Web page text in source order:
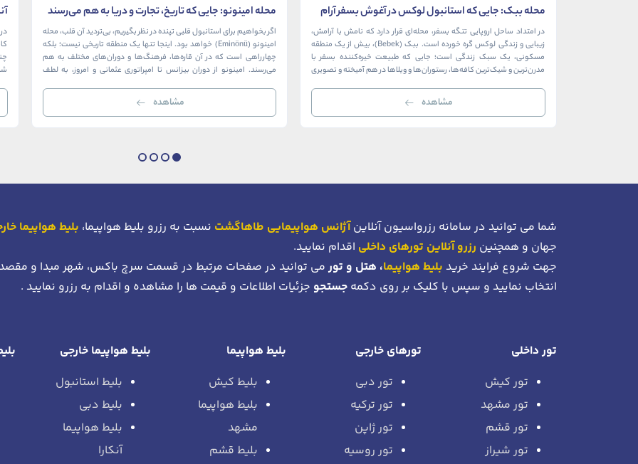
محله ببک: جایی که استانبول لوکس در آغوش بسفر آرام
می‌گیرد
در امتداد ساحل اروپایی تنگه بسفر، محله‌ای قرار دارد که نامش با آرامش،
زیبایی و زندگی لوکس گره خورده است. ببک (Bebek)، بیش از یک منطقه
مسکونی، یک سبک زندگی است؛ جایی که طبیعت خیره‌کننده بسفر با
مدرن‌ترین و شیک‌ترین کافه‌ها، رستوران‌ها و ویلاها در هم آمیخته و تصویری
مشاهده
محله امینونو: جایی که تاریخ، تجارت و دریا به هم می‌رسند
اگر بخواهیم برای استانبول قلبی تپنده در نظر بگیریم، بی‌تردید آن قلب، محله
امینونو (Eminönü) خواهد بود. اینجا تنها یک منطقه تاریخی نیست؛ بلکه
چهارراهی است که در آن قاره‌ها، فرهنگ‌ها و دوران‌های مختلف به هم
می‌رسند. امینونو از دوران بیزانس تا امپراتوری عثمانی و امروز، به لطف
مشاهده
شما می توانید در سامانه رزرواسیون آنلاینآژانس هواپیمایی طاهاگشت نسبت به رزرو بلیط هواپیما، بلیط هواپیما
جهان و همچنین رزرو آنلاین تورهای داخلی اقدام نمایید.
جهت شروع فرایند خرید بلیط هواپیما، هتل و تورمی توانید در صفحات مرتبط در قسمت سرچ باکس، شهر مبدا و
انتخاب نمایید و سپس با کلیک بر روی دکمه جستجو جزئیات اطلاعات و قیمت ها را مشاهده و اقدام به رزرو نمایید .
تور داخلی
تور کیش
تور مشهد
تور قشم
تور شیراز
تورهای خارجی
تور دبی
تور ترکیه
تور ژاپن
تور روسیه
بلیط هواپیما
بلیط کیش
بلیط هواپیما
مشهد
بلیط قشم
بلیط هواپیما خارجی
بلیط استانبول
بلیط دبی
بلیط هواپیما
آنکارا